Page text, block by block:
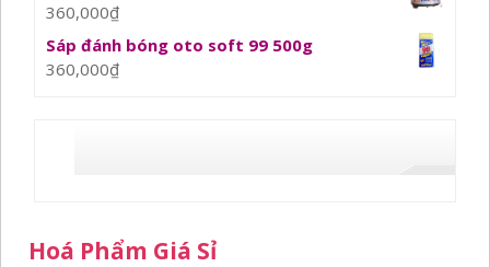
360,000₫
Sáp đánh bóng oto soft 99 500g
360,000₫
Hoá Phẩm Giá Sỉ